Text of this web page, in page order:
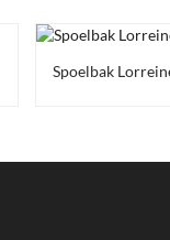
Spoelbak